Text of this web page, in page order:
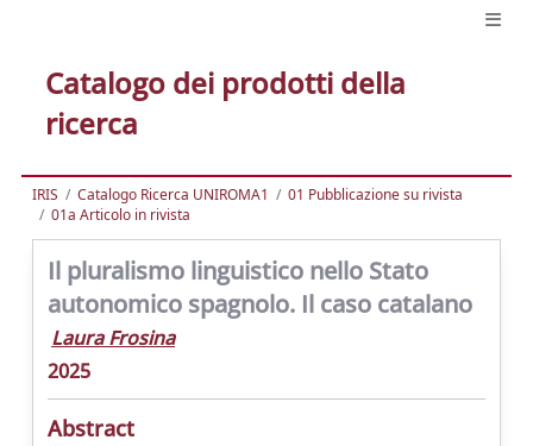
Catalogo dei prodotti della
ricerca
IRIS Catalogo Ricerca UNIROMA1
01 Pubblicazione su rivista
01a Articolo in rivista
Il pluralismo linguistico nello Stato
autonomico spagnolo. Il caso catalano
Laura Frosina
2025
Abstract